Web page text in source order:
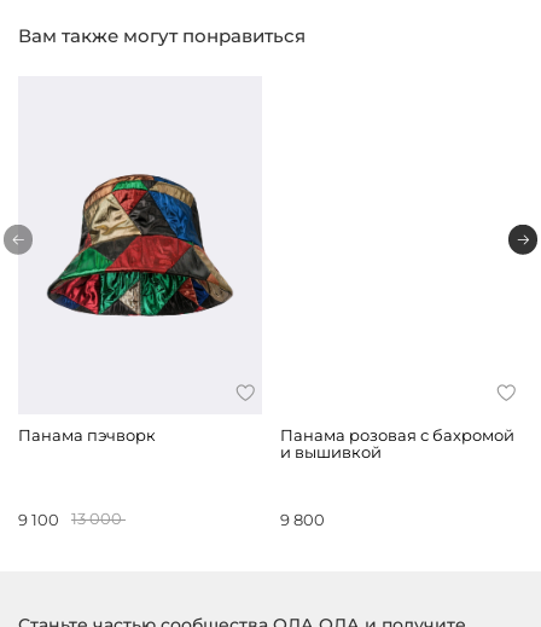
Вам также могут понравиться
Панама пэчворк
9 100 13 000
Панама розовая с бахромой
и вышивкой
9 800